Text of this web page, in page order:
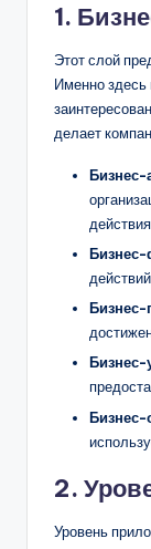
1.
Этот слой
Именно здесь
делает
Бизнес-
действия.
Бизнес-
Бизнес-
Бизнес-
Бизнес-
2.
Уровень